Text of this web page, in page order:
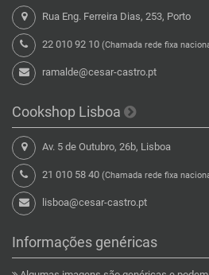
Rua Eng. Ferreira Dias, 253, Porto
22 010 92 10 (Chamada rede fixa
ramalde@cesar-castro.pt
Cookshop Lisboa
Av. 5 de Outubro, 26b, Lisboa
21 010 58 40 (Chamada rede fixa
lisboa@cesar-castro.pt
Informações genéricas